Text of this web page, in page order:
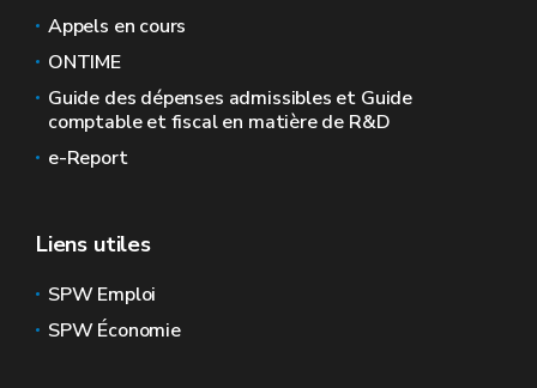
Appels en cours
ONTIME
Guide des dépenses admissibles et Guide
comptable et fiscal en matière de R&D
e-Report
Liens utiles
SPW Emploi
SPW Économie